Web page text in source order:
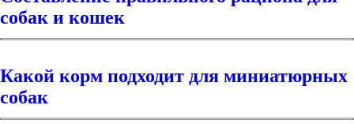
собак и кошек
Какой корм подходит для миниатюрных
собак